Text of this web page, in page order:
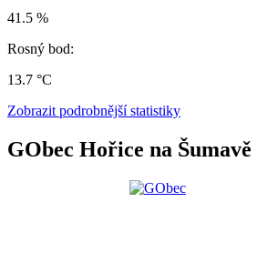
41.5 %
Rosný bod:
13.7 °C
Zobrazit podrobnější statistiky
GObec Hořice na Šumavě